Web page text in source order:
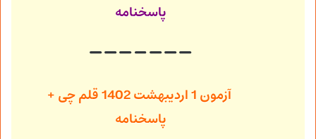
پاسخنامه
آزمون 1 اردیبهشت 1402
قلم چی +
پاسخنامه